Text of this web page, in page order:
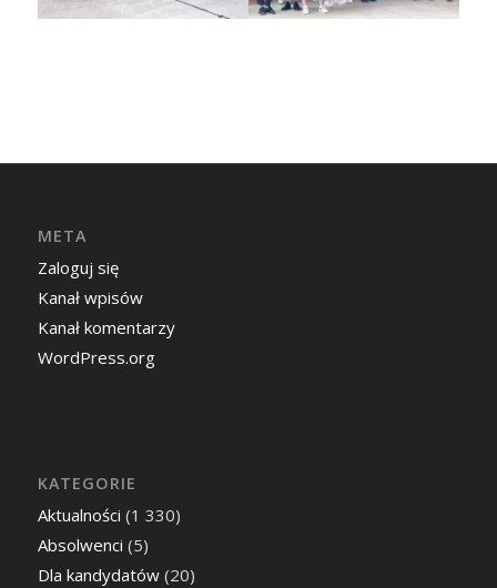
META
Zaloguj się
Kanał wpisów
Kanał komentarzy
WordPress.org
KATEGORIE
Aktualności (1 330)
Absolwenci (5)
Dla kandydatów(20)